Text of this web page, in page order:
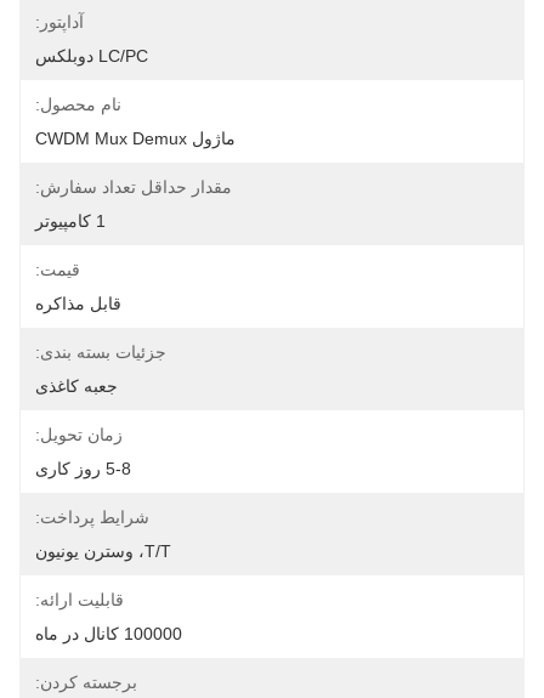
آداپتور:
LC/PC دوبلکس
نام محصول:
ماژول CWDM Mux Demux
مقدار حداقل تعداد سفارش:
1 کامپیوتر
قیمت:
قابل مذاکره
جزئیات بسته بندی:
جعبه کاغذی
زمان تحویل:
5-8 روز کاری
شرایط پرداخت:
T/T، وسترن یونیون
قابلیت ارائه:
100000 کانال در ماه
برجسته کردن: